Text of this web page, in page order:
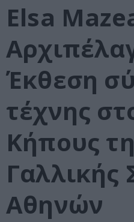
Elsa
Έκθεση
τέχνης
Κήπους
Γαλλικής
Αθηνών